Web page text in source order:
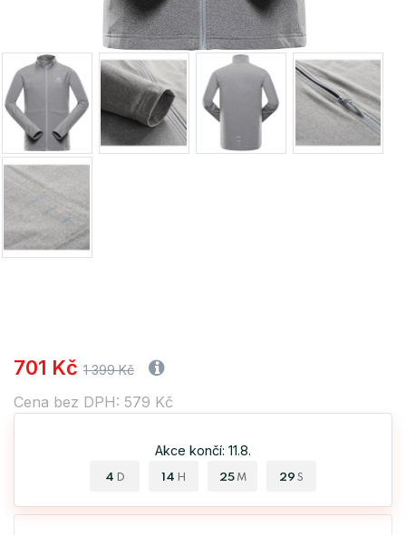
701 Kč 1 399 Kč
Cena bez DPH: 579 Kč
Akce končí: 11.8.
4 D 14 H 25 M 28 S